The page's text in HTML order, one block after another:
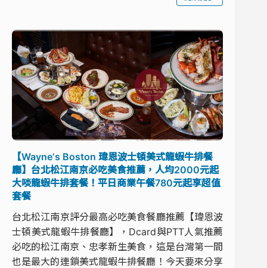
【Wayneʼs Boston 瑋恩波士頓美式龍蝦牛排餐
廳】台北松江南京必吃美食推薦，人均2000元起
大啖龍蝦牛排套餐！平日商業午餐780元起享超值
套餐
台北松江南京評分最高必吃美食餐廳推薦【瑋恩波
士頓美式龍蝦牛排餐廳】，Dcard與PTT人氣推薦
必吃的松江南京、忠孝新生美食，這是台灣第一間
也是最大的連鎖美式龍蝦牛排餐廳！今天要來分享